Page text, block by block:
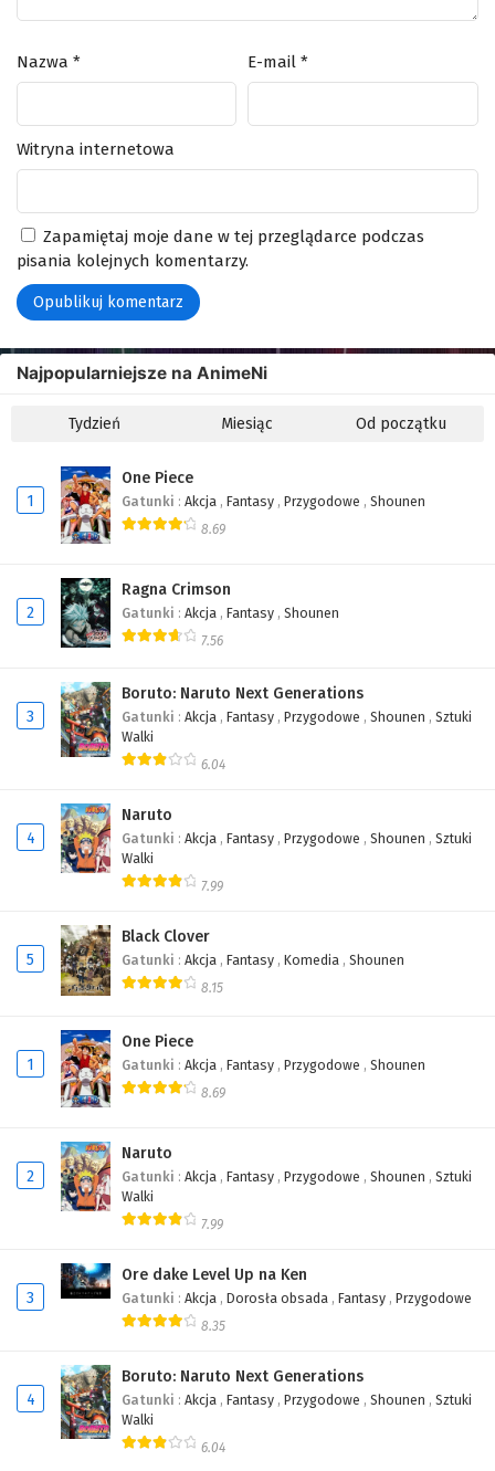
Nazwa * E-mail *
Witryna internetowa
Zapamiętaj moje dane w tej przeglądarce podczas
pisania kolejnych komentarzy.
Najpopularniejsze na AnimeNi
Tydzień Miesiąc Od początku
1
One Piece
Gatunki : Akcja , Fantasy , Przygodowe , Shounen
8.69
2
Ragna Crimson
Gatunki : Akcja , Fantasy , Shounen
7.56
3
Boruto: Naruto Next Generations
Gatunki : Akcja , Fantasy , Przygodowe , Shounen , Sztuki
Walki
6.04
4
Naruto
Gatunki : Akcja , Fantasy , Przygodowe , Shounen , Sztuki
Walki
7.99
5
Black Clover
Gatunki : Akcja , Fantasy , Komedia , Shounen
8.15
1
One Piece
Gatunki : Akcja , Fantasy , Przygodowe , Shounen
8.69
2
Naruto
Gatunki : Akcja , Fantasy , Przygodowe , Shounen , Sztuki
Walki
7.99
3
Ore dake Level Up na Ken
Gatunki : Akcja , Dorosła obsada , Fantasy , Przygodowe
8.35
4
Boruto: Naruto Next Generations
Gatunki : Akcja , Fantasy , Przygodowe , Shounen , Sztuki
Walki
6.04